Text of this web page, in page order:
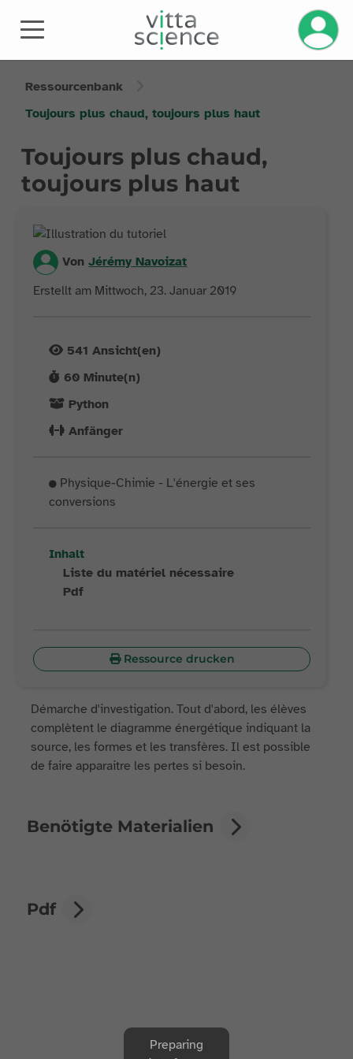
Ressourcenbank
Toujours plus chaud, toujours plus haut
Toujours plus chaud,
toujours plus haut
VonJérémy Navoizat
Erstellt am Mittwoch, 23. Januar 2019
541 Ansicht(en)
60 Minute(n)
Python
Anfänger
Physique-Chimie - L'énergie et ses
conversions
Inhalt
Liste du matériel nécessaire
Pdf
Ressource drucken
Démarche d'investigation. Tout d'abord, les élèves
complètent le diagramme énergétique indiquant la
source, les formes et les transfères. Il est possible
de faire apparaitre les pertes si besoin.
Benötigte Materialien
Pdf
Preparing